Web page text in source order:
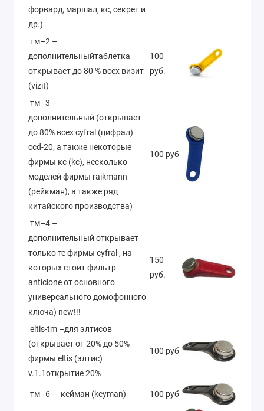
форвард, маршал, кс, секрет и
др.)
тм–2 –
дополнительныйтаблетка
открывает до 80 % всех визит
(vizit)
100
руб.
тм–3 –
дополнительный (открывает
до 80% всех cyfral (цифрал)
ccd-20, а также некоторые
фирмы кс (kc), несколько
моделей фирмы raikmann
(рейкман), а также ряд
китайского производства)
100 руб
тм–4 –
дополнительный открывает
только те фирмы cyfral , на
которых стоит фильтр
anticlone от основного
универсального домофонного
ключа) new!!!
150
руб.
eltis-tm –для элтисов
(открывает от 20% до 50%
фирмы eltis (элтис)
v.1.1открытие 20%
100 руб
тм–6 – кейман (keyman) 100 руб